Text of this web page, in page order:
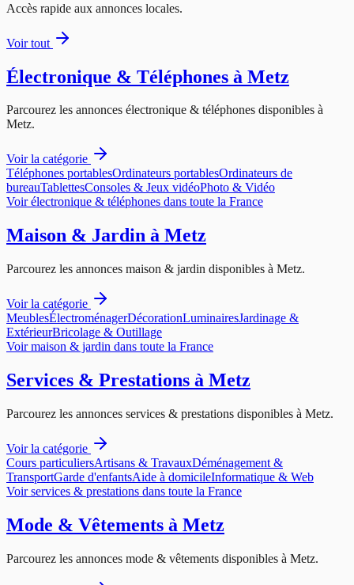
Accès rapide aux annonces locales.
Voir tout
Électronique & Téléphones à Metz
Parcourez les annonces électronique & téléphones disponibles à
Metz.
Voir la catégorie
Téléphones portablesOrdinateurs portablesOrdinateurs de
bureauTablettesConsoles & Jeux vidéoPhoto & Vidéo
Voirélectronique & téléphones dans toute la France
Maison & Jardin à Metz
Parcourez les annonces maison & jardin disponibles à Metz.
Voir la catégorie
MeublesÉlectroménagerDécorationLuminairesJardinage &
ExtérieurBricolage & Outillage
Voirmaison & jardin dans toute la France
Services & Prestations à Metz
Parcourez les annonces services & prestations disponibles à Metz.
Voir la catégorie
Cours particuliersArtisans & TravauxDéménagement &
TransportGarde d'enfantsAide à domicileInformatique & Web
Voirservices & prestations dans toute la France
Mode & Vêtements à Metz
Parcourez les annonces mode & vêtements disponibles à Metz.